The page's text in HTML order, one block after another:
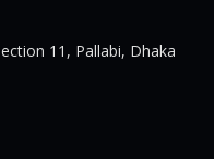
11, Pallabi, Dhaka